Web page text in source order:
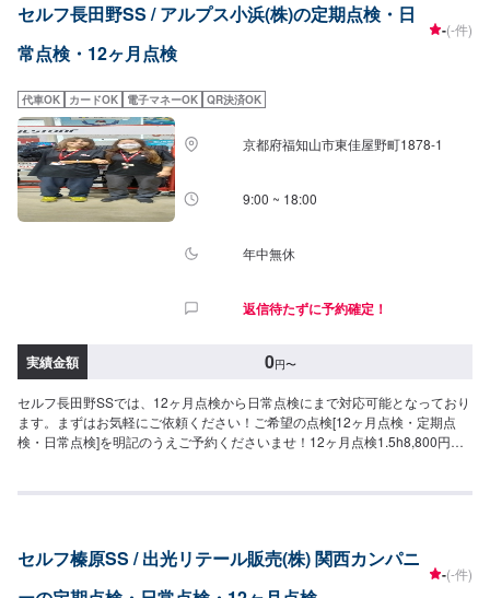
セルフ長田野SS / アルプス小浜(株)の定期点検・日
常点検・12ヶ月点検
-(-件)
代車OK カードOK 電子マネーOK QR決済OK
京都府福知山市東佳屋野町1878-1
9:00 ~ 18:00
年中無休
返信待たずに予約確定！
実績金額 0円〜
セルフ長田野SSでは、12ヶ月点検から日常点検にまで対応可能となっており
ます。まずはお気軽にご依頼ください！ご希望の点検[12ヶ月点検・定期点
検・日常点検]を明記のうえご予約くださいませ！12ヶ月点検1.5h8,800円定
セルフ榛原SS / 出光リテール販売(株) 関西カンパニ
-(-件)